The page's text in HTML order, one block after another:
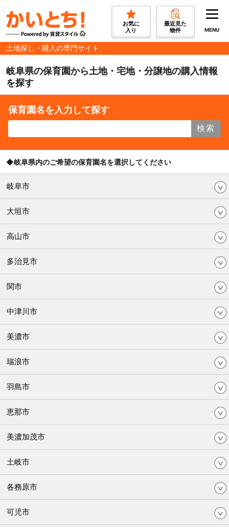
お気に
入り
最近見た
物件
MENU
土地探し・購入の専門サイト
岐阜県の保育園から土地・宅地・分譲地の購入情報
を探す
保育園名を入力して探す
検索
◆岐阜県内のご希望の保育園名を選択してください
岐阜市
大垣市
高山市
多治見市
関市
中津川市
美濃市
瑞浪市
羽島市
恵那市
美濃加茂市
土岐市
各務原市
可児市